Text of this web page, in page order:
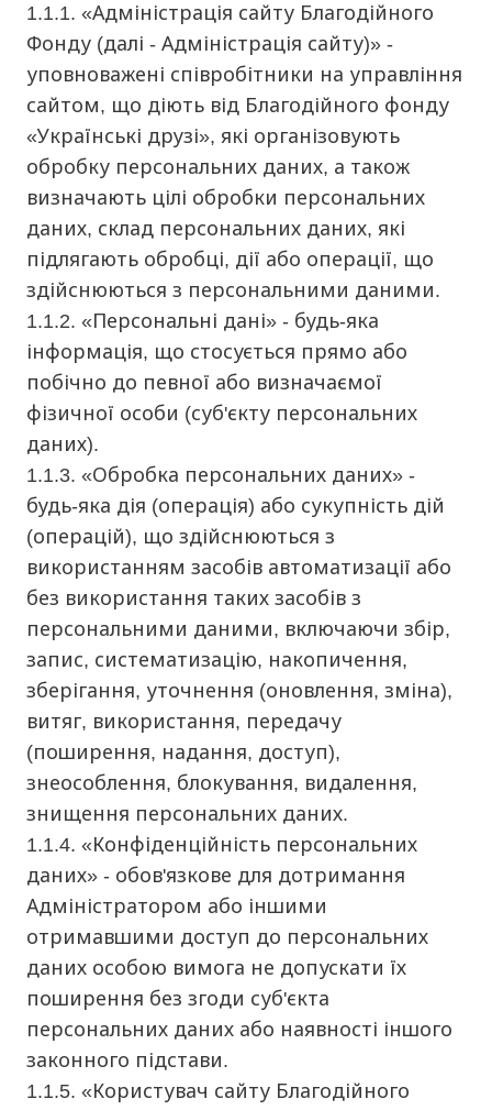
1.1.1. «Адміністрація сайту Благодійного
Фонду (далі - Адміністрація сайту)» -
уповноважені співробітники на управління
сайтом, що діють від Благодійного фонду
«Українські друзі», які організовують
обробку персональних даних, а також
визначають цілі обробки персональних
даних, склад персональних даних, які
підлягають обробці, дії або операції, що
здійснюються з персональними даними.
1.1.2. «Персональні дані» - будь-яка
інформація, що стосується прямо або
побічно до певної або визначаємої
фізичної особи (суб'єкту персональних
даних).
1.1.3. «Обробка персональних даних» -
будь-яка дія (операція) або сукупність дій
(операцій), що здійснюються з
використанням засобів автоматизації або
без використання таких засобів з
персональними даними, включаючи збір,
запис, систематизацію, накопичення,
зберігання, уточнення (оновлення, зміна),
витяг, використання, передачу
(поширення, надання, доступ),
знеособлення, блокування, видалення,
знищення персональних даних.
1.1.4. «Конфіденційність персональних
даних» - обов'язкове для дотримання
Адміністратором або іншими
отримавшими доступ до персональних
даних особою вимога не допускати їх
поширення без згоди суб'єкта
персональних даних або наявності іншого
законного підстави.
1.1.5. «Користувач сайту Благодійного